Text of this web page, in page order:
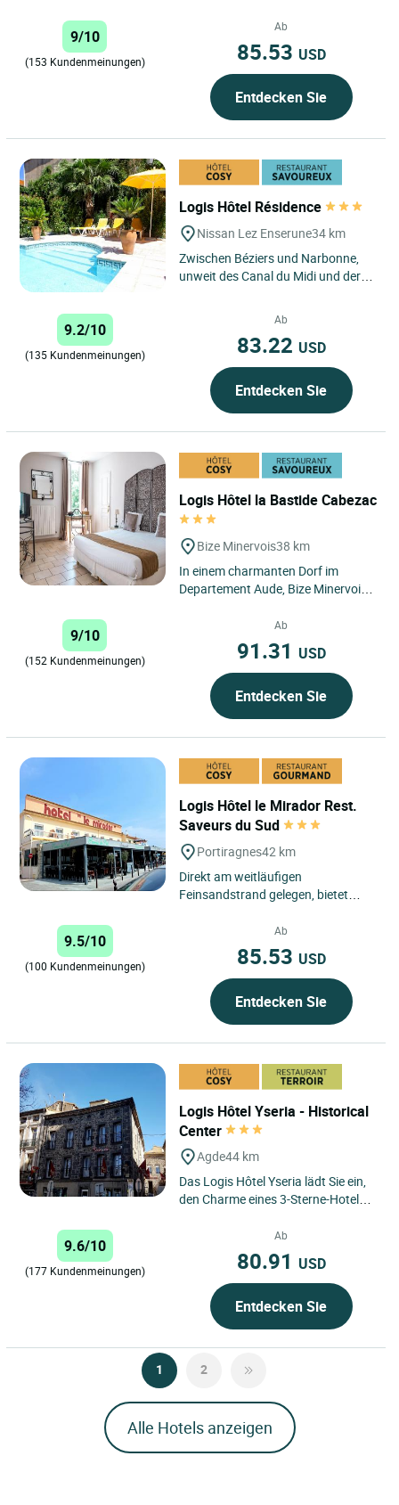
„Relais de Fusiès“ mit einer...
9/10
(153 Kundenmeinungen)
Ab
85.53 USD
Entdecken Sie
Logis Hôtel Résidence
Nissan Lez Enserune34 km
Zwischen Béziers und Narbonne,
unweit des Canal du Midi und der
den Mittelmeerstränden,...
9.2/10
(135 Kundenmeinungen)
Ab
83.22 USD
Entdecken Sie
Logis Hôtel la Bastide Cabezac
Bize Minervois38 km
In einem charmanten Dorf im
Departement Aude, Bize Minervois,
hübsch auf das Blau des...
9/10
(152 Kundenmeinungen)
Ab
91.31 USD
Entdecken Sie
Logis Hôtel le Mirador Rest.
Saveurs du Sud
Portiragnes42 km
Direkt am weitläufigen
Feinsandstrand gelegen, bietet
herrlichen Blick auf das
Mittelmeer....
9.5/10
(100 Kundenmeinungen)
Ab
85.53 USD
Entdecken Sie
Logis Hôtel Yseria - Historical
Center
Agde44 km
Das Logis Hôtel Yseria lädt Sie ein,
den Charme eines 3-Sterne-Hotels
eingebettet zwischen...
9.6/10
(177 Kundenmeinungen)
Ab
80.91 USD
Entdecken Sie
1 2
Alle Hotels anzeigen